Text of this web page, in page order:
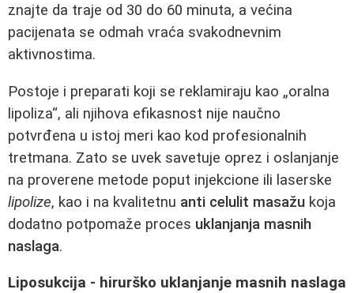
znajte da traje od 30 do 60 minuta, a većina
pacijenata se odmah vraća svakodnevnim
aktivnostima.
Postoje i preparati koji se reklamiraju kao „oralna
lipoliza“, ali njihova efikasnost nije naučno
potvrđena u istoj meri kao kod profesionalnih
tretmana. Zato se uvek savetuje oprez i oslanjanje
na proverene metode poput injekcione ili laserske
lipolize, kao i na kvalitetnu anti celulit masažu koja
dodatno potpomaže proces uklanjanja masnih
naslaga.
Liposukcija - hirurško uklanjanje masnih naslaga